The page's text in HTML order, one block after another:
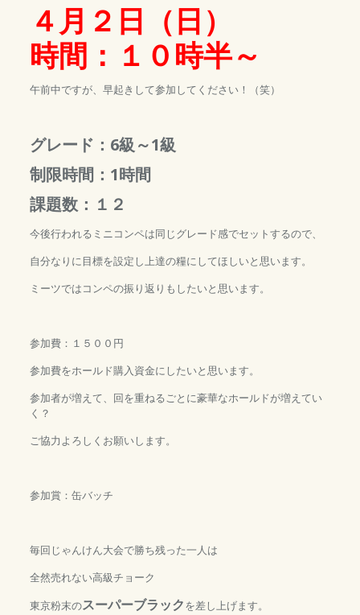
４月２日（日）
時間：１０時半～
午前中ですが、早起きして参加してください！（笑）
グレード：6級～1級
制限時間：1時間
課題数：１２
今後行われるミニコンペは同じグレード感でセットするので、
自分なりに目標を設定し上達の糧にしてほしいと思います。
ミーツではコンペの振り返りもしたいと思います。
参加費：１５００円
参加費をホールド購入資金にしたいと思います。
参加者が増えて、回を重ねるごとに豪華なホールドが増えてい
く？
ご協力よろしくお願いします。
参加賞：缶バッチ
毎回じゃんけん大会で勝ち残った一人は
全然売れない高級チョーク
東京粉末のスーパーブラックを差し上げます。